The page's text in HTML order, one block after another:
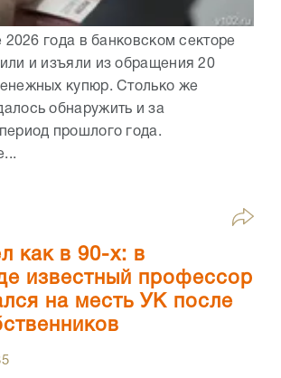
2026 года в банковском секторе
и изъяли из обращения 20
купюр. Столько же
обнаружить и за
прошлого года.
как в 90-х: в
известный профессор
на месть УК после